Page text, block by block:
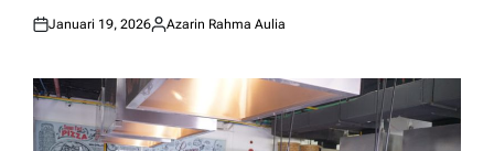
Posted
Januari 19, 2026
Posted
Azarin Rahma Aulia